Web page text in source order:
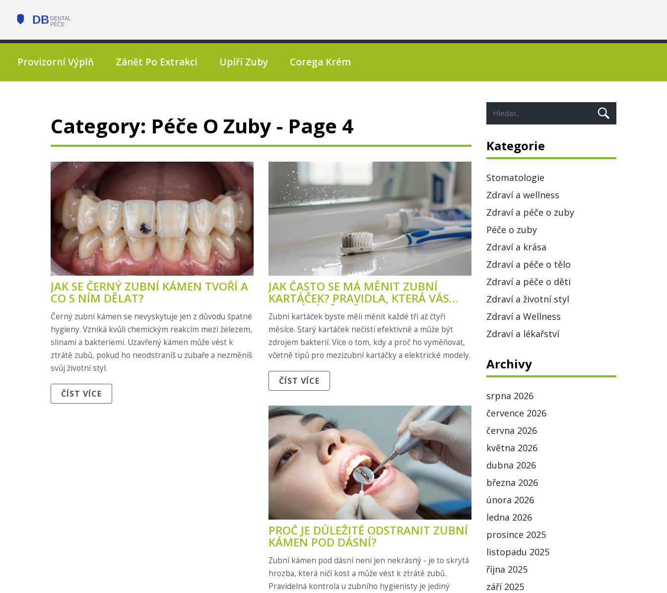
Provizorní Výplň Zánět Po Extrakci Upíří Zuby Corega Krém
Category: Péče O Zuby - Page 4
JAK SE ČERNÝ ZUBNÍ KÁMEN TVOŘÍ A
CO S NÍM DĚLAT?
Černý zubní kámen se nevyskytuje jen z důvodu špatné
hygieny. Vzniká kvůli chemickým reakcím mezi železem,
slinami a bakteriemi. Uzavřený kámen může vést k
ztrátě zubů, pokud ho neodstraníš u zubaře a nezměníš
svůj životní styl.
ČÍST VÍCE
JAK ČASTO SE MÁ MĚNIT ZUBNÍ
KARTÁČEK? PRAVIDLA, KTERÁ VÁS
UCHRÁNÍ PŘED ŠKODAMI
Zubní kartáček byste měli měnit každé tři až čtyři
měsíce. Starý kartáček nečistí efektivně a může být
zdrojem bakterií. Více o tom, kdy a proč ho vyměňovat,
včetně tipů pro mezizubní kartáčky a elektrické modely.
ČÍST VÍCE
PROČ JE DŮLEŽITÉ ODSTRANIT ZUBNÍ
KÁMEN POD DÁSNÍ?
Zubní kámen pod dásní není jen nekrásný - je to skrytá
hrozba, která ničí kost a může vést k ztrátě zubů.
Pravidelná kontrola u zubního hygienisty je jediný
Kategorie
Stomatologie
Zdraví a wellness
Zdraví a péče o zuby
Péče o zuby
Zdraví a krása
Zdraví a péče o tělo
Zdraví a péče o děti
Zdraví a životní styl
Zdraví a Wellness
Zdraví a lékařství
Archivy
srpna 2026
července 2026
června 2026
května 2026
dubna 2026
března 2026
února 2026
ledna 2026
prosince 2025
listopadu 2025
října 2025
září 2025